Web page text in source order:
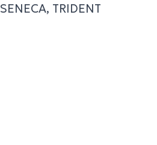
SENECA, TRIDENT